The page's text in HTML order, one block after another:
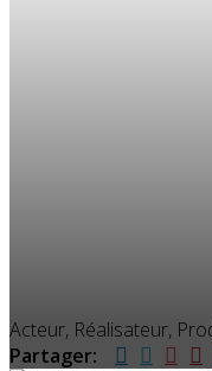
Acteur, Réalisateur,
Partager: